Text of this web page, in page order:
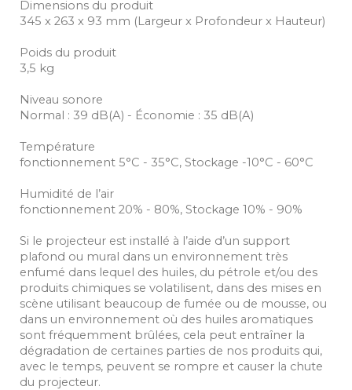
Dimensions du produit
345‎ x 263 x 93 mm (Largeur x Profondeur x Hauteur)
Poids du produit
3,5 kg
Niveau sonore
Normal : 39 dB(A) - Économie : 35 dB(A)
Température
fonctionnement 5°C - 35°C, Stockage -10°C - 60°C
Humidité de l’air
fonctionnement 20% - 80%, Stockage 10% - 90%
Si le projecteur est installé à l’aide d’un support
plafond ou mural dans un environnement très
enfumé dans lequel des huiles, du pétrole et/ou des
produits chimiques se volatilisent, dans des mises en
scène utilisant beaucoup de fumée ou de mousse, ou
dans un environnement où des huiles aromatiques
sont fréquemment brûlées, cela peut entraîner la
dégradation de certaines parties de nos produits qui,
avec le temps, peuvent se rompre et causer la chute
du projecteur.